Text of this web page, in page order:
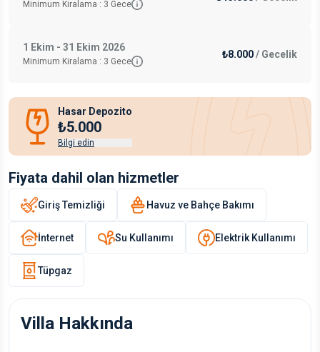
Minimum Kiralama : 3 Gece
1 Ekim - 31 Ekim 2026
Minimum Kiralama : 3 Gece
₺8.000/ Gecelik
Hasar Depozito
₺5.000
Bilgi edin
Fiyata dahil olan hizmetler
Giriş Temizliği Havuz ve Bahçe Bakımı
İnternet Su Kullanımı Elektrik Kullanımı
Tüpgaz
Villa Hakkında